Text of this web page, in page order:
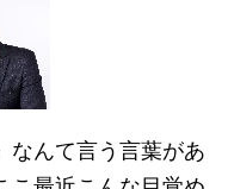
なんて言う言葉があ